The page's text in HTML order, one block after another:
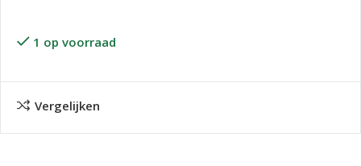
1 op voorraad
Vergelijken